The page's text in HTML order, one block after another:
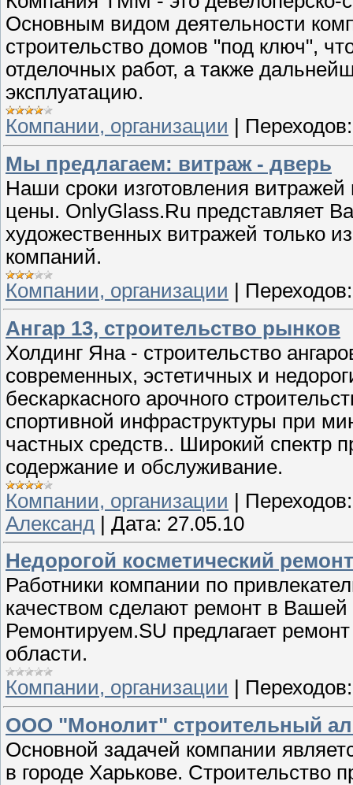
Основным видом деятельности
строительство домов "под ключ",
отделочных работ, а также
эксплуатацию.
Компании, организации
Переходов:
Мы предлагаем: витраж - дверь
Наши сроки изготовления
цены. OnlyGlass.Ru представляет
художественных витражей только
компаний.
Компании, организации
Переходов:
Ангар 13, строительство рынков
Холдинг Яна - строительство
современных, эстетичных и
бескаркасного арочного
спортивной инфраструктуры при
частных средств.. Широкий спектр
содержание и обслуживание.
Компании, организации | Переходов:
Александ | Дата: 27.05.10
Недорогой косметический
Работники компании по
качеством сделают ремонт в
Ремонтируем.SU предлагает
области.
Компании, организации
Переходов:
ООО "Монолит" строительный
Основной задачей компании
в городе Харькове. Строительство